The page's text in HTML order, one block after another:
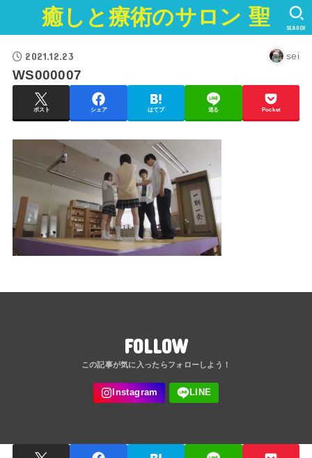
癒しと療術のサロン 聖 SEARCH
2021.12.23 sei
WS000007
ポスト シェア はてブ 送る Pocket
FOLLOW